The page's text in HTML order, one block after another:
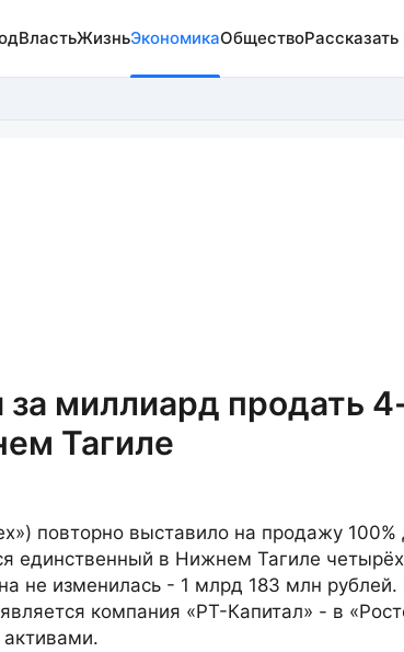
ВластьЖизньЭкономикаОбществоРассказать
за миллиард продать
Тагиле
повторно выставило на продажу
единственный в Нижнем Тагиле
не изменилась - 1 млрд 183 млн рублей.
компания «РТ-Капитал» - в